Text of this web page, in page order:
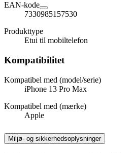
EAN-kode
7330985157530
Produkttype
Etui til mobiltelefon
Kompatibilitet
Kompatibel med (model/serie)
iPhone 13 Pro Max
Kompatibel med (mærke)
Apple
Miljø- og sikkerhedsoplysninger